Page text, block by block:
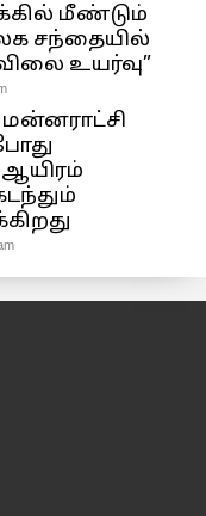
மீண்டும்
சந்தையில்
உயர்வு”
மன்னராட்சி
ஆயிரம்